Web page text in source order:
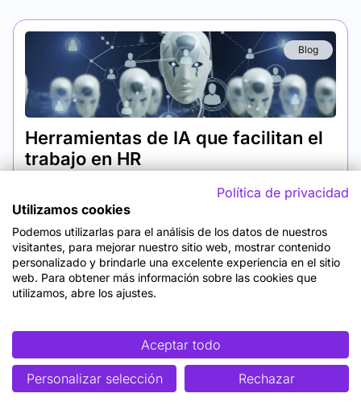
Blog
Herramientas de IA que facilitan el
trabajo en HR
La inteligencia artificial está transformando el
departamento de Recursos Humanos de ser simplemente
administrativo a un rol estratégico y analítico. Si no...
María González Ortiz
Política de privacidad
Utilizamos cookies
Podemos utilizarlas para el análisis de los datos de nuestros
visitantes, para mejorar nuestro sitio web, mostrar contenido
personalizado y brindarle una excelente experiencia en el sitio
web. Para obtener más información sobre las cookies que
utilizamos, abre los ajustes.
Aceptar todo
Personalizar selección Rechazar